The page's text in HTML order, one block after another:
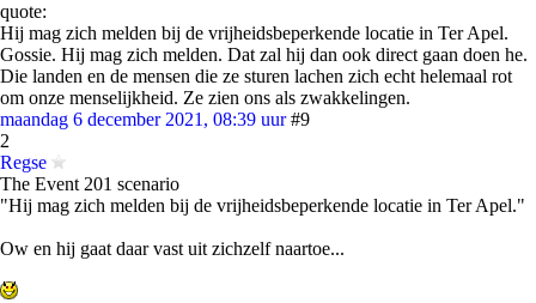
quote:
Hij mag zich melden bij de vrijheidsbeperkende locatie in Ter Apel.
Gossie. Hij mag zich melden. Dat zal hij dan ook direct gaan doen he.
Die landen en de mensen die ze sturen lachen zich echt helemaal rot
om onze menselijkheid. Ze zien ons als zwakkelingen.
maandag 6 december 2021, 08:39 uur #9
2
Regse
The Event 201 scenario
"Hij mag zich melden bij de vrijheidsbeperkende locatie in Ter Apel."
Ow en hij gaat daar vast uit zichzelf naartoe...